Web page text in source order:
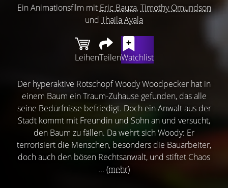
Ein Animationsfilm mit Eric Bauza,Timothy Omundson
und Thaila Ayala
LeihenTeilenWatchlist
Der hyperaktive Rotschopf Woody Woodpecker hat in
einem Baum ein Traum-Zuhause gefunden, das alle
seine Bedürfnisse befriedigt. Doch ein Anwalt aus der
Stadt kommt mit Freundin und Sohn an und versucht,
den Baum zu fällen. Da wehrt sich Woody: Er
terrorisiert die Menschen, besonders die Bauarbeiter,
doch auch den bösen Rechtsanwalt, und stiftet Chaos
... (mehr)